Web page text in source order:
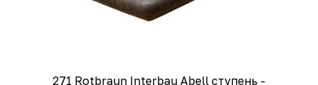
271 Rotbraun Interbau Abell ступень -